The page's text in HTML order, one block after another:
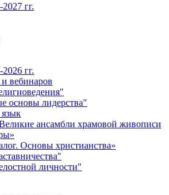
гг.
гг.
вебинаров
основы лидерства"
ансамбли храмовой живописи
Основы христианства»
личности"